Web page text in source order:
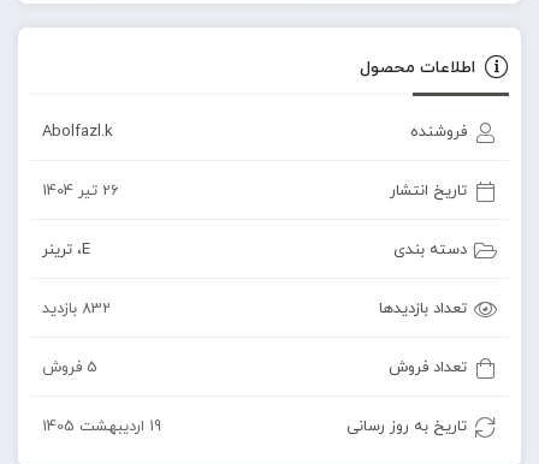
اطلاعات محصول
فروشنده Abolfazl.k
تاریخ انتشار 26 تیر 1404
دسته بندی E، ترینر
تعداد بازدیدها 832 بازدید
تعداد فروش 5 فروش
تاریخ به روز رسانی 19 اردیبهشت 1405